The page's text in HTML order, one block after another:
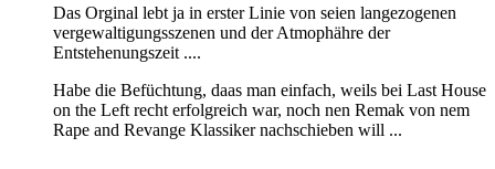
Das Orginal lebt ja in erster Linie von seien langezogenen
vergewaltigungsszenen und der Atmophähre der
Entstehenungszeit ....
Habe die Befüchtung, daas man einfach, weils bei Last House
on the Left recht erfolgreich war, noch nen Remak von nem
Rape and Revange Klassiker nachschieben will ...